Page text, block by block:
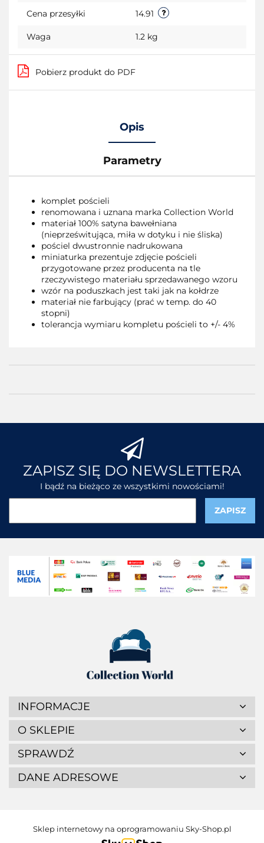
Cena przesyłki 14.91
Waga 1.2 kg
Pobierz produkt do PDF
Opis
Parametry
komplet pościeli
renomowana i uznana marka Collection World
materiał 100% satyna bawełniana
(nieprześwitująca, miła w dotyku i nie śliska)
pościel dwustronnie nadrukowana
miniaturka prezentuje zdjęcie pościeli
przygotowane przez producenta na tle
rzeczywistego materiału sprzedawanego wzoru
wzór na poduszkach jest taki jak na kołdrze
materiał nie farbujący (prać w temp. do 40
stopni)
tolerancja wymiaru kompletu pościeli to +/- 4%
ZAPISZ SIĘ DO NEWSLETTERA
I bądź na bieżąco ze wszystkimi nowościami!
INFORMACJE
O SKLEPIE
SPRAWDŹ
DANE ADRESOWE
Sklep internetowy na oprogramowaniu Sky-Shop.pl